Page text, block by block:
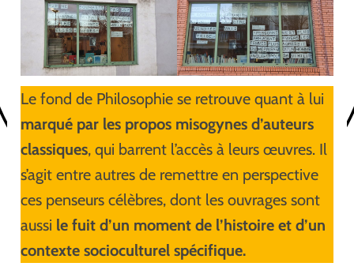
Le fond de Philosophie se retrouve quant à lui
marqué par les propos misogynes d’auteurs
classiques, qui barrent l’accès à leurs œuvres. Il
s’agit entre autres de remettre en perspective
ces penseurs célèbres, dont les ouvrages sont
aussi le fuit d’un moment de l’histoire et d’un
contexte socioculturel spécifique.